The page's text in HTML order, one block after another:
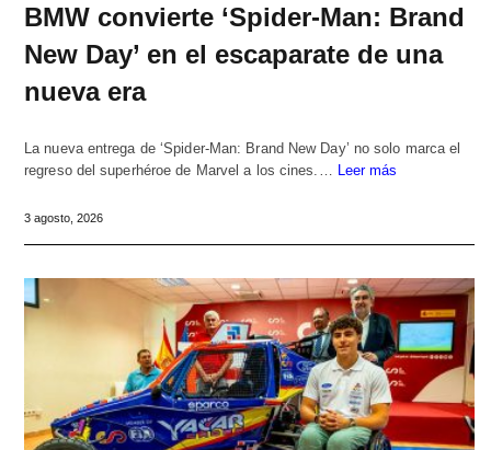
BMW convierte ‘Spider-Man: Brand
New Day’ en el escaparate de una
nueva era
La nueva entrega de ‘Spider-Man: Brand New Day’ no solo marca el
regreso del superhéroe de Marvel a los cines.… Leer más
3 agosto, 2026